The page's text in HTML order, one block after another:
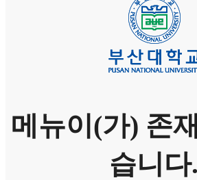
메뉴이(가) 존
습니다.